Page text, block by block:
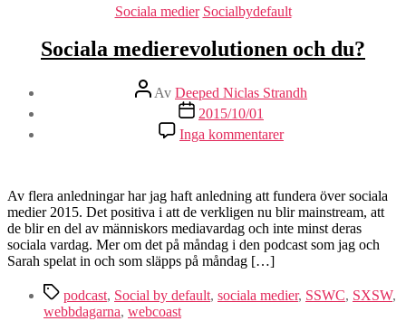
Kategorier
Sociala medier Socialbydefault
Sociala medierevolutionen och du?
Inläggsförfattare
Av Deeped Niclas Strandh
Inläggsdatum
2015/10/01
Inga kommentarertill
Sociala
du?
Av flera anledningar har jag haft anledning att fundera över sociala
medier 2015. Det positiva i att de verkligen nu blir mainstream, att
de blir en del av människors mediavardag och inte minst deras
sociala vardag. Mer om det på måndag i den podcast som jag och
Sarah spelat in och som släpps på måndag […]
Etiketter
podcast, Social by default, sociala medier, SSWC, SXSW,
webbdagarna, webcoast